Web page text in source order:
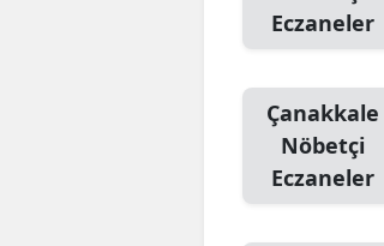
Eczaneler
Çanakkale
Nöbetçi
Eczaneler